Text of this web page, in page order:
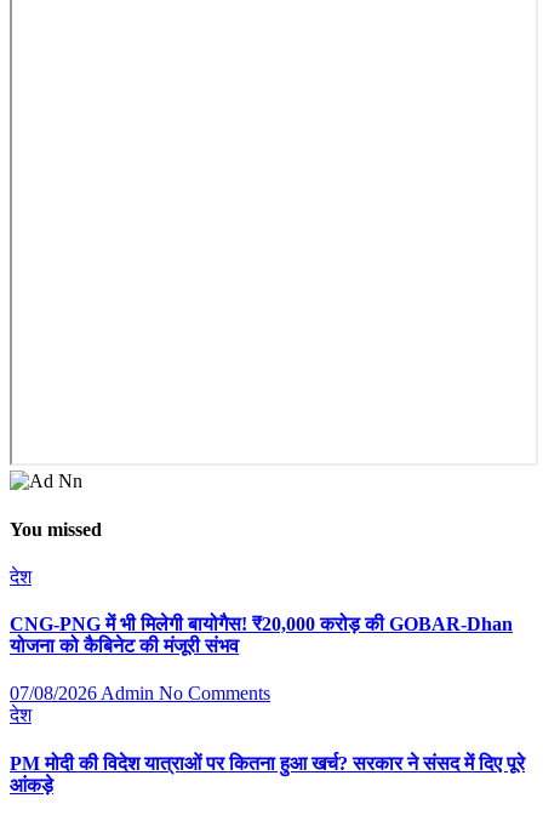
You missed
देश
CNG-PNG में भी मिलेगी बायोगैस! ₹20,000 करोड़ की GOBAR-Dhan
योजना को कैबिनेट की मंजूरी संभव
07/08/2026Admin No Comments
देश
PM मोदी की विदेश यात्राओं पर कितना हुआ खर्च? सरकार ने संसद में दिए पूरे
आंकड़े